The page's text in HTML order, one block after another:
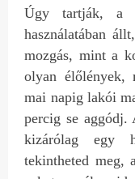
Úgy tartják, a
használatában
mozgás, mint a
olyan élőlények,
mai napig lakói
percig se aggódj.
kizárólag egy
tekintheted meg,